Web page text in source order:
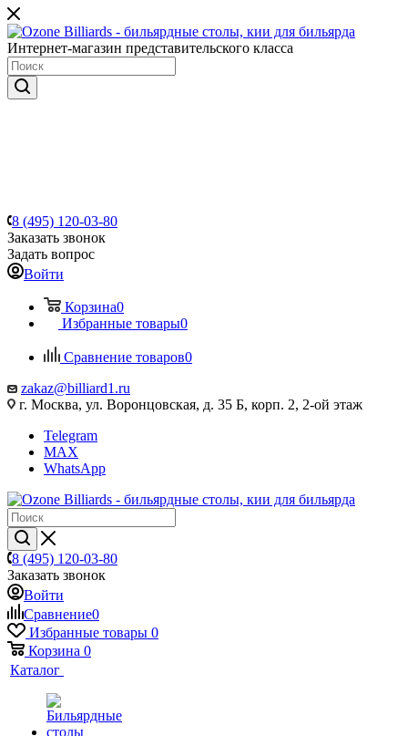
Интернет-магазин представительского класса
8 (495) 120-03-80
Заказать звонок
Задать вопрос
Войти
Корзина0
Избранные товары0
Сравнение товаров0
zakaz@billiard1.ru
г. Москва, ул. Воронцовская, д. 35 Б, корп. 2, 2-ой этаж
Telegram
MAX
WhatsApp
8 (495) 120-03-80
Заказать звонок
Войти
Сравнение0
Избранные товары 0
Корзина 0
Каталог